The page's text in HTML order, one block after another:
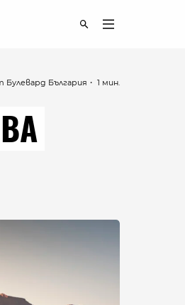
・ 1 мин.
Булевард България